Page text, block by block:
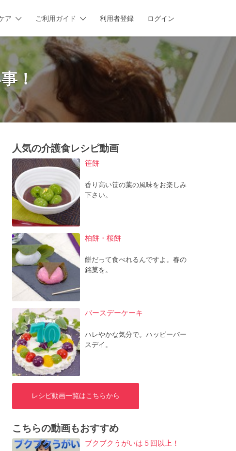
ア ご利用ガイド 利用者登録 ログイン
！
人気の介護食レシピ動画
笹餅
香り高い笹の葉の風味をお楽しみ
下さい。
柏餅・桜餅
餅だって食べれるんですよ。春の
銘菓を。
バースデーケーキ
ハレやかな気分で。ハッピーバー
スデイ。
レシピ動画一覧はこちらから
こちらの動画もおすすめ
ブクブクうがいは５回以上！